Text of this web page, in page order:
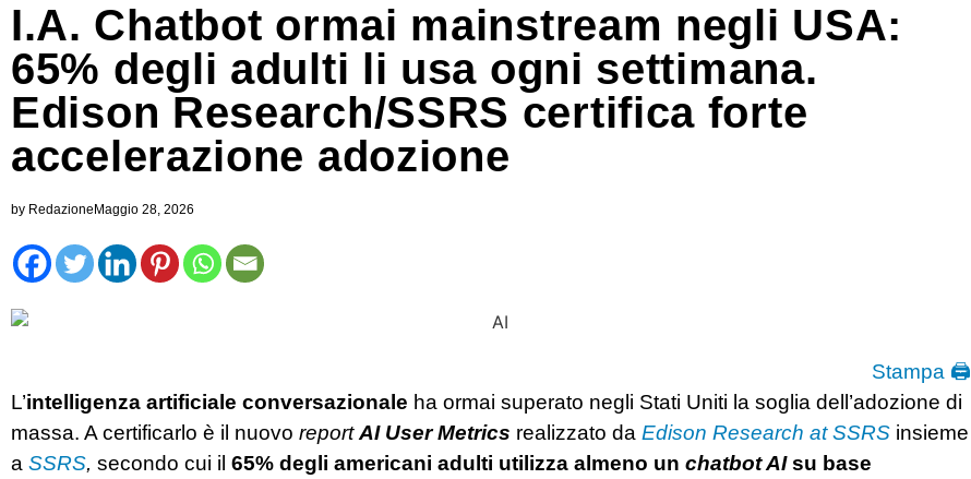
I.A. Chatbot ormai mainstream negli USA:
65% degli adulti li usa ogni settimana.
Edison Research/SSRS certifica forte
accelerazione adozione
by Redazione Maggio 28, 2026
Stampa 🖨
L’intelligenza artificiale conversazionale ha ormai superato negli Stati Uniti la soglia dell’adozione di
massa. A certificarlo è il nuovo report AI User Metrics realizzato da Edison Research at SSRS insieme
a SSRS, secondo cui il 65% degli americani adulti utilizza almeno un chatbot AIsu base